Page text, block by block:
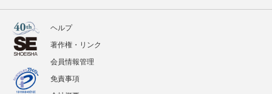
ヘルプ
著作権・リンク
会員情報管理
免責事項